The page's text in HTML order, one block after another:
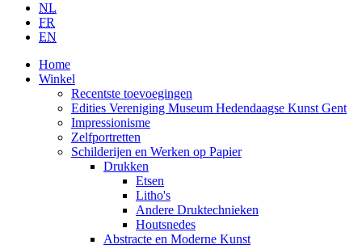
NL
FR
EN
Home
Winkel
Recentste toevoegingen
Edities Vereniging Museum Hedendaagse Kunst Gent
Impressionisme
Zelfportretten
Schilderijen en Werken op Papier
Drukken
Etsen
Litho's
Andere Druktechnieken
Houtsnedes
Abstracte en Moderne Kunst